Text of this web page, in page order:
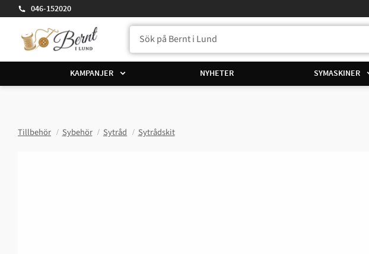
046-152020
KAMPANJER NYHETER SYMASKINER
Tillbehör Sybehör Sytråd Sytrådskit